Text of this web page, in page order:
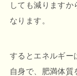
しても減りますか
なります。
するとエネルギー
自身で、肥満体質